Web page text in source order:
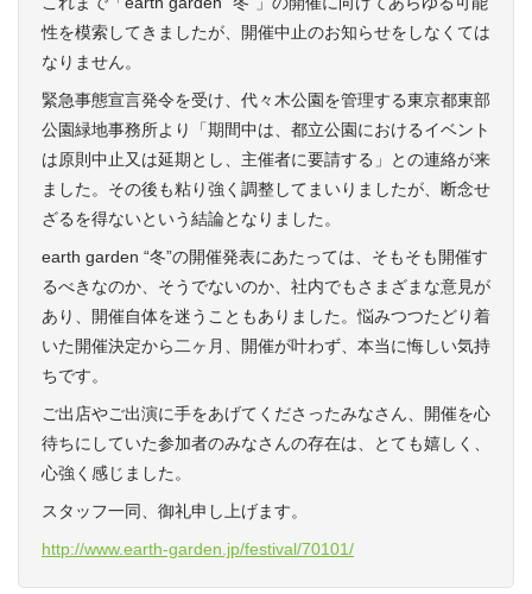
性を模索してきましたが、開催中止のお知らせをしなくては
なりません。
緊急事態宣言発令を受け、代々木公園を管理する東京都東部
公園緑地事務所より「期間中は、都立公園におけるイベント
は原則中止又は延期とし、主催者に要請する」との連絡が来
ました。その後も粘り強く調整してまいりましたが、断念せ
ざるを得ないという結論となりました。
earth garden “冬”の開催発表にあたっては、そもそも開催す
るべきなのか、そうでないのか、社内でもさまざまな意見が
あり、開催自体を迷うこともありました。悩みつつたどり着
いた開催決定から二ヶ月、開催が叶わず、本当に悔しい気持
ちです。
ご出店やご出演に手をあげてくださったみなさん、開催を心
待ちにしていた参加者のみなさんの存在は、とても嬉しく、
心強く感じました。
スタッフ一同、御礼申し上げます。
http://www.earth-garden.jp/festival/70101/